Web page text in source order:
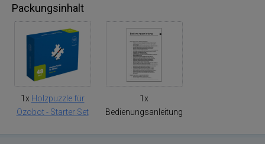
Packungsinhalt
1x Holzpuzzle für
Ozobot - Starter Set
1x
Bedienungsanleitung